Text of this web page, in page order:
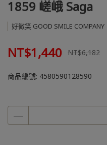
1859 嵯峨 Saga
好微笑 GOOD SMILE COMPANY
NT$1,440 NT$6,182
商品編號: 4580590128590